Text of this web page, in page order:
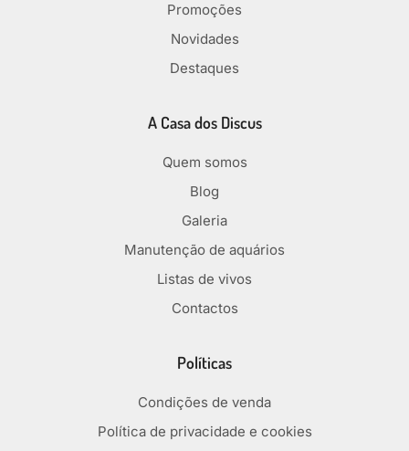
Promoções
Novidades
Destaques
A Casa dos Discus
Quem somos
Blog
Galeria
Manutenção de aquários
Listas de vivos
Contactos
Políticas
Condições de venda
Política de privacidade e cookies